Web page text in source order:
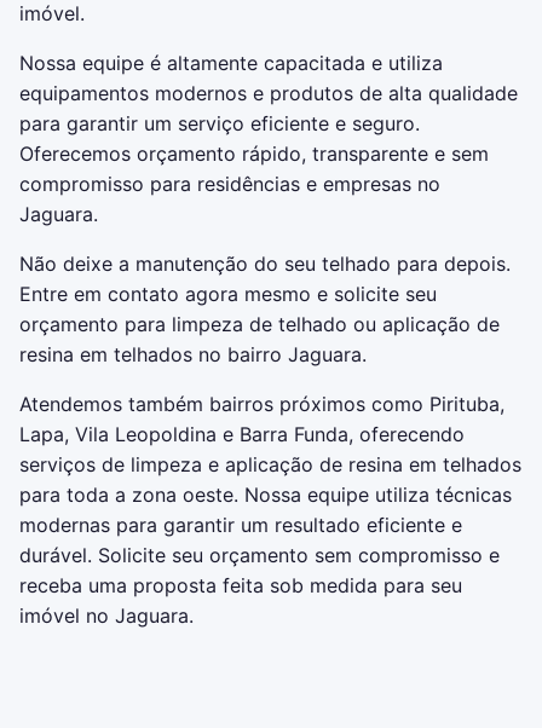
imóvel.
Nossa equipe é altamente capacitada e utiliza
equipamentos modernos e produtos de alta qualidade
para garantir um serviço eficiente e seguro.
Oferecemos orçamento rápido, transparente e sem
compromisso para residências e empresas no
Jaguara.
Não deixe a manutenção do seu telhado para depois.
Entre em contato agora mesmo e solicite seu
orçamento para limpeza de telhado ou aplicação de
resina em telhados no bairro Jaguara.
Atendemos também bairros próximos como Pirituba,
Lapa, Vila Leopoldina e Barra Funda, oferecendo
serviços de limpeza e aplicação de resina em telhados
para toda a zona oeste. Nossa equipe utiliza técnicas
modernas para garantir um resultado eficiente e
durável. Solicite seu orçamento sem compromisso e
receba uma proposta feita sob medida para seu
imóvel no Jaguara.